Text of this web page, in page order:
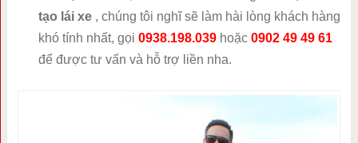
tạo lái xe, chúng tôi nghĩ sẽ làm hài lòng khách hàng
khó tính nhất, gọi 0938.198.039hoặc 0902 49 49 61
để được tư vấn và hỗ trợ liền nha.